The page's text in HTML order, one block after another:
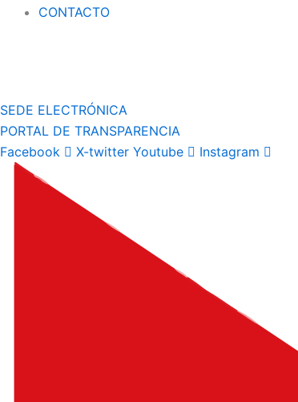
CONTACTO
SEDE ELECTRÓNICA
PORTAL DE TRANSPARENCIA
Facebook
X-twitter Youtube Instagram